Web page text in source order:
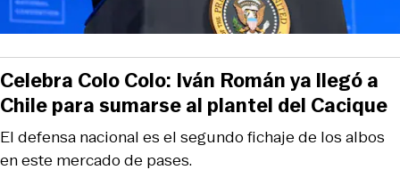
El defensa nacional es el segundo fichaje de los albos
en este mercado de pases.
Celebra Colo Colo: Iván Román ya llegó a
Chile para sumarse al plantel del Cacique